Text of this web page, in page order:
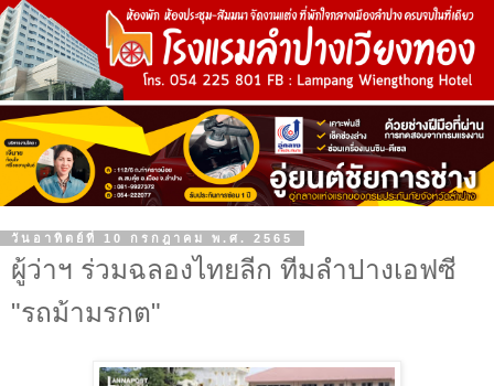
วันอาทิตย์ที่ 10 กรกฎาคม พ.ศ. 2565
ผู้ว่าฯ ร่วมฉลองไทยลีก ทีมลำปางเอฟซี
"รถม้ามรกต"